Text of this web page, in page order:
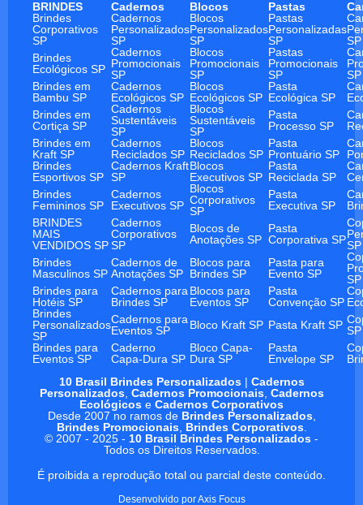
BRINDES
Cadernos Blocos Pastas
Brindes
Corporativos
SP
Cadernos
Personalizados
SP
Blocos
Personalizados
SP
Pastas
Personalizadas
SP
SP
Brindes
Ecológicos SP
Cadernos
Promocionais
SP
Blocos
Promocionais
SP
Pastas
Promocionais
SP
SP
Brindes em
Bambu SP
Cadernos
Ecológicos SP
Blocos
Ecológicos SP
Pasta
Ecológica SP
Brindes em
Cortiça SP
Cadernos
Sustentáveis
SP
Blocos
Sustentáveis
SP
Pasta
Processo SP
Brindes em
Kraft SP
Cadernos
Reciclados SP
Blocos
Reciclados SP
Pasta
Prontuário SP
Brindes
Esportivos SP
Cadernos Kraft
SP
Blocos
Executivos SP
Pasta
Reciclada SP
Brindes
Femininos SP
Cadernos
Executivos SP
Blocos
Corporativos
SP
Pasta
Executiva SP
BRINDES
MAIS
VENDIDOS SP
Cadernos
Corporativos
SP
Blocos de
Anotações SP
Pasta
Corporativa SPSP
Brindes
Masculinos SP
Cadernos de
Anotações SP
Blocos para
Brindes SP
Pasta para
Evento SP
SP
Brindes para
Hotéis SP
Cadernos para
Brindes SP
Blocos para
Eventos SP
Pasta
Convenção SP
Brindes
Personalizados
SP
Cadernos para
Eventos SP
Bloco Kraft SP Pasta Kraft SP SP
Brindes para
Eventos SP
Caderno
Capa-Dura SP
Bloco Capa-
Dura SP
Pasta
Envelope SP
10 Brasil Brindes Personalizados| Cadernos
Personalizados, Cadernos Promocionais, Cadernos
Ecológicos e Cadernos Corporativos
Desde 2007 no ramos de Brindes Personalizados,
Brindes Promocionais, Brindes Corporativos.
© 2007 - 2025 - 10 Brasil Brindes Personalizados -
Todos os Direitos Reservados.
É proibida a reprodução total ou parcial deste conteúdo.
Desenvolvido porAxis Focus